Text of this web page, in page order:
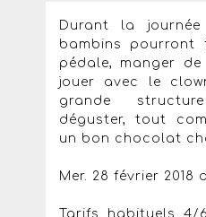
Durant la
bambins pourront
pédale, manger
jouer avec le
grande
déguster, tout
un bon chocolat
Mer. 28 février 2018
Tarifs habituels 4/